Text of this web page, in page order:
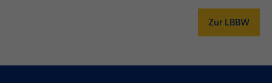
Zur LBBW